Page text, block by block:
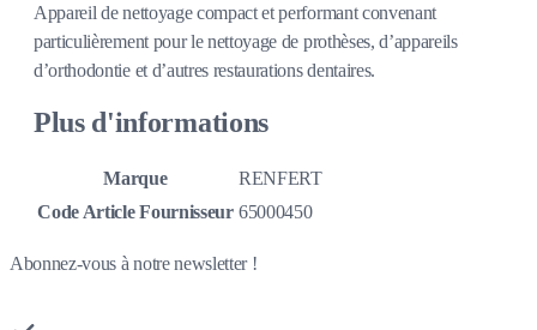
Appareil de nettoyage compact et performant convenant
particulièrement pour le nettoyage de prothèses, d’appareils
d’orthodontie et d’autres restaurations dentaires.
Plus d'informations
Marque
RENFERT
Code Article Fournisseur 65000450
Abonnez-vous à notre newsletter !